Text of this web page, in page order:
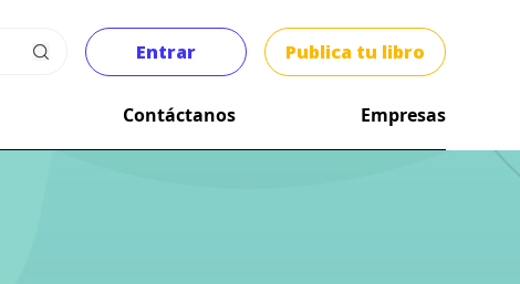
Entrar Publica tu libro
Contáctanos Empresas